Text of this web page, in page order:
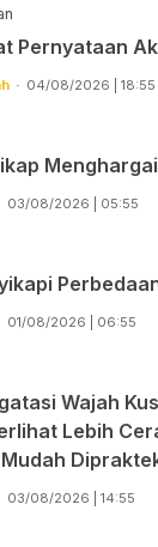
Pernyataan
04/08/2026 | 18:55
03/08/2026 | 05:55
01/08/2026 | 06:55
Wajah
Lebih
03/08/2026 | 14:55